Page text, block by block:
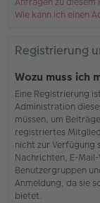
Wie kann ich einen
Registrierung
Wozu muss ich
Eine Registrierung
Administration
müssen, um
registriertes
nicht zur Verfügung
Nachrichten, E-
Benutzergruppen
Anmeldung, da sie
bietet.